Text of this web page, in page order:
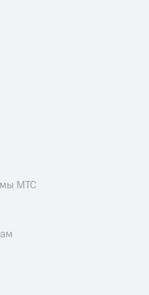
МТС